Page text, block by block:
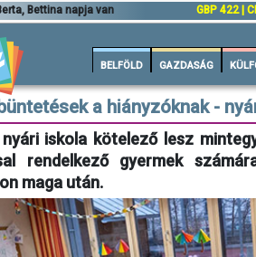
Bettina napja van GBP 422 |
BELFÖLD GAZDASÁG
a hiányzóknak -
iskola kötelező lesz
rendelkező gyermek
maga után.